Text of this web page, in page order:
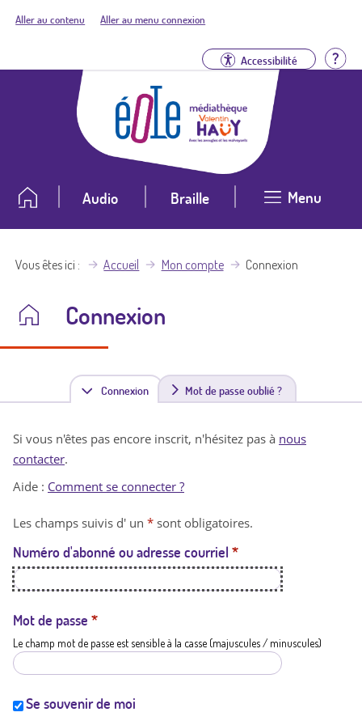
Aller au contenu Aller au menu connexion
Accessibilité
Audio Braille Menu
Vous êtes ici Accueil Mon compte Connexion
Connexion
Connexion(
n
t
a
t
i
Mot de passe oublié ?
Si vous n'êtes pas encore inscrit, n'hésitez pas à nous
contacter.
Aide : Comment se connecter ?
Les champs suivis d' un * sont obligatoires.
Numéro d'abonné ou adresse courriel *
Mot de passe *
Le champ mot de passe est sensible à la casse (majuscules / minuscules)
Se souvenir de moi